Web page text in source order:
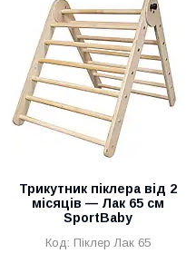
Трикутник піклера від 2
місяців — Лак 65 см
SportBaby
Піклер Лак 65